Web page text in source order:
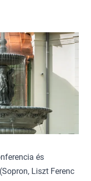
és
Liszt Ferenc